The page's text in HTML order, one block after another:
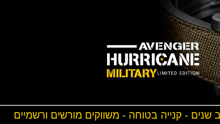
- קנייה בטוחה - משווקים מורשים ורשמיים